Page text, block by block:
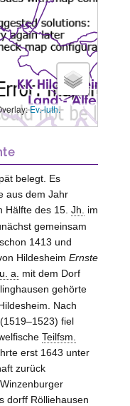
Ev.-luth.
belegt. Es
aus dem Jahr
Hälfte des 15. Jh.
im
gemeinsam
1413 und
Hildesheim Ernste
u. a.
mit dem Dorf
gehörte
Nach
fiel
Teilfsm.
erst 1643 unter
zurück
dorff Rölliehausen